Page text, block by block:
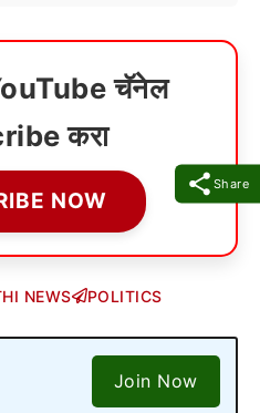
Share
YouTube चॅनेल
करा
NOW
NEWS POLITICS
Join Now